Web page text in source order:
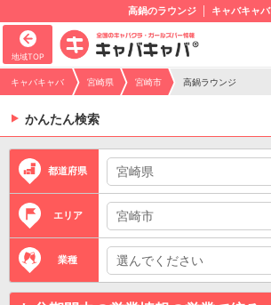
高鍋のラウンジ キャバキャバ
地域TOP
キャバキャバ 宮崎県 宮崎市 高鍋ラウンジ
かんたん検索
都道府県
エリア
業種